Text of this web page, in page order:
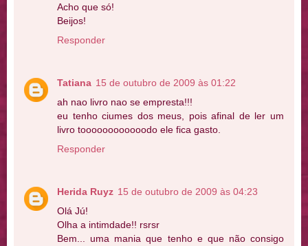
Acho que só!
Beijos!
Responder
Tatiana 15 de outubro de 2009 às 01:22
ah nao livro nao se empresta!!!
eu tenho ciumes dos meus, pois afinal de ler um
livro toooooooooooodo ele fica gasto.
Responder
Herida Ruyz 15 de outubro de 2009 às 04:23
Olá Jú!
Olha a intimdade!! rsrsr
Bem... uma mania que tenho e que não consigo